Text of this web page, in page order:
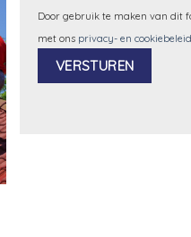
Door gebruik te maken van dit
met ons privacy- en cookiebeleid